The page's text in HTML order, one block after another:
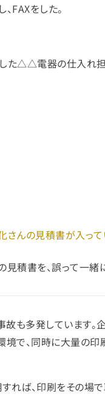
FAXをした。
た△△電器の仕入れ担
んの見積書が入って
積書を、誤って一緒
も多発しています
で、同時に大量の
ば、印刷をその場